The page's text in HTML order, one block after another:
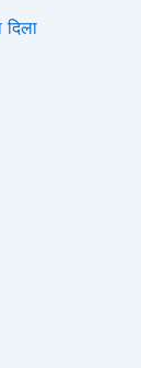
दिला